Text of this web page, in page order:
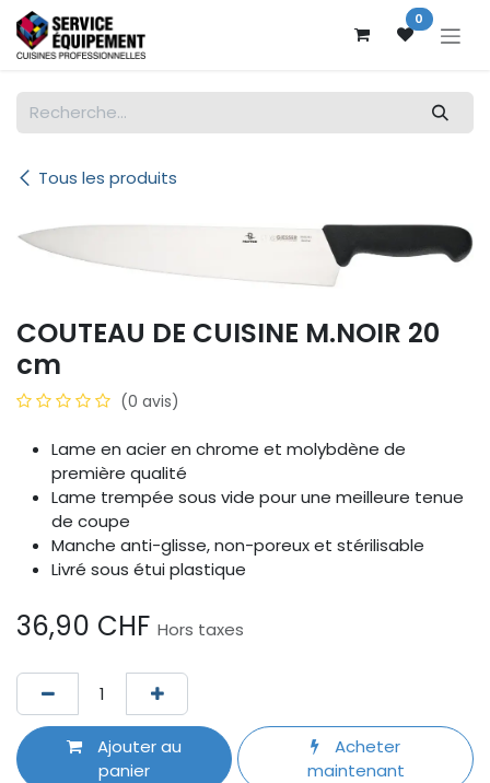
Se rendre au contenu 0
Tous les produits
COUTEAU DE CUISINE M.NOIR 20
cm
(0 avis)
Lame en acier en chrome et molybdène de
première qualité
Lame trempée sous vide pour une meilleure tenue
de coupe
Manche anti-glisse, non-poreux et stérilisable
Livré sous étui plastique
36,90 CHF Hors taxes
Ajouter au
panier
Acheter
maintenant